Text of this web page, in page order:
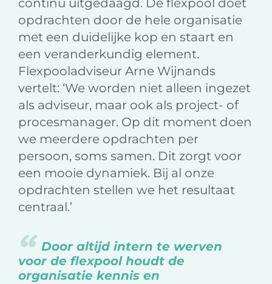
continu uitgedaagd. De flexpool doet
opdrachten door de hele organisatie
met een duidelijke kop en staart en
een veranderkundig element.
Flexpooladviseur Arne Wijnands
vertelt: ‘We worden niet alleen ingezet
als adviseur, maar ook als project- of
procesmanager. Op dit moment doen
we meerdere opdrachten per
persoon, soms samen. Dit zorgt voor
een mooie dynamiek. Bij al onze
opdrachten stellen we het resultaat
centraal.’
Door altijd intern te werven
voor de flexpool houdt de
organisatie kennis en